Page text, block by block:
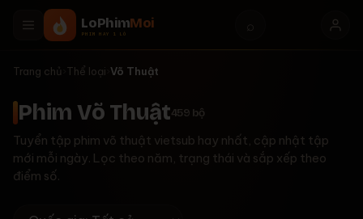
LoPhimMoi
PHIM HAY 1 LÒ
⌕
Trang chủ Thể loại Võ Thuật
Phim Võ Thuật459 bộ
Tuyển tập phim võ thuật vietsub hay nhất, cập nhật tập
mới mỗi ngày. Lọc theo năm, trạng thái và sắp xếp theo
điểm số.